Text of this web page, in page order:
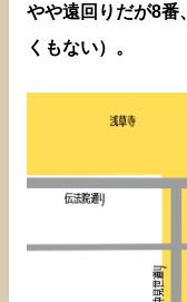
やや遠回りだが8番
くもない）。